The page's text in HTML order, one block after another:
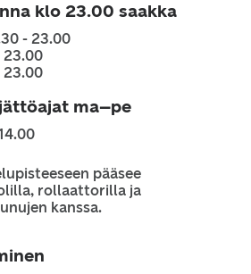
klo 23.00 saakka
- 23.00
23.00
23.00
ma–pe
pääsee
rollaattorilla ja
kanssa.